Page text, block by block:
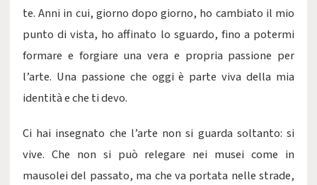
te. Anni in cui, giorno dopo giorno, ho cambiato il mio
punto di vista, ho affinato lo sguardo, fino a potermi
formare e forgiare una vera e propria passione per
l’arte. Una passione che oggi è parte viva della mia
identità e che ti devo.
Ci hai insegnato che l’arte non si guarda soltanto: si
vive. Che non si può relegare nei musei come in
mausolei del passato, ma che va portata nelle strade,